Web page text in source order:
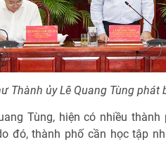
Thành ủyLê Quang Tùng phát
Tùng, hiện có nhiều
đó, thành phố cần học tập